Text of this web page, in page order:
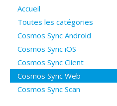
Poser une question
Questions ouvertes
Connexion
Accueil
Toutes les catégories
Cosmos Sync Android
Cosmos Sync iOS
Cosmos Sync Client
Cosmos Sync Web
Cosmos Sync Scan